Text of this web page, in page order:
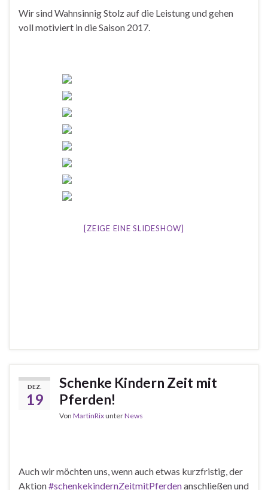
Wir sind Wahnsinnig Stolz auf die Leistung und gehen
voll motiviert in die Saison 2017.
[ZEIGE EINE SLIDESHOW]
DEZ.
19
Schenke Kindern Zeit mit
Pferden!
Von MartinRixunterNews
Auch wir möchten uns, wenn auch etwas kurzfristig, der
Aktion#schenkekindernZeitmitPferdenanschließen und